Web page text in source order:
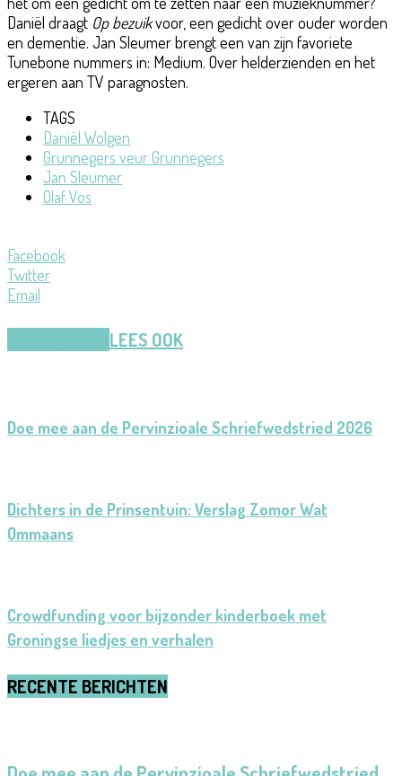
Daniël draagt Op bezuikvoor, een gedicht over ouder worden
en dementie. Jan Sleumer brengt een van zijn favoriete
Tunebone nummers in: Medium. Over helderzienden en het
ergeren aan TV paragnosten.
TAGS
Daniël Wolgen
Grunnegers veur Grunnegers
Jan Sleumer
Olaf Vos
Facebook
Twitter
Email
LEES OOK
Doe mee aan de Pervinzioale Schriefwedstried 2026
Dichters in de Prinsentuin: Verslag Zomor Wat
Ommaans
Crowdfunding voor bijzonder kinderboek met
Groningse liedjes en verhalen
RECENTE BERICHTEN